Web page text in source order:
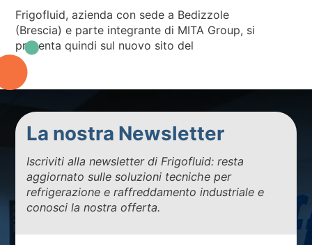
Frigofluid, azienda con sede a Bedizzole
(Brescia) e parte integrante di MITA Group, si
presenta quindi sul nuovo sito del
La nostra Newsletter
Iscriviti alla newsletter di Frigofluid: resta
aggiornato sulle soluzioni tecniche per
refrigerazione e raffreddamento industriale e
conosci la nostra offerta.